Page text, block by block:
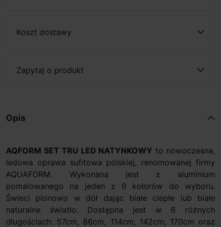
Koszt dostawy
Zapytaj o produkt
Opis
AQFORM SET TRU LED NATYNKOWY to nowoczesna,
ledowa oprawa sufitowa polskiej, renomowanej firmy
AQUAFORM. Wykonana jest z aluminium
pomalowanego na jeden z 9 kolorów do wyboru.
Świeci pionowo w dół dając białe ciepłe lub białe
naturalne światło. Dostępna jest w 6 różnych
długościach: 57cm, 86cm, 114cm, 142cm, 170cm oraz